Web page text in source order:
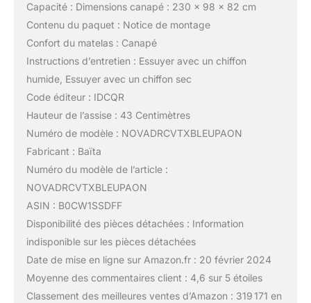
Capacité : Dimensions canapé : 230 x 98 x 82 cm
Contenu du paquet : Notice de montage
Confort du matelas : Canapé
Instructions d’entretien : Essuyer avec un chiffon
humide, Essuyer avec un chiffon sec
Code éditeur : IDCQR
Hauteur de l’assise : 43 Centimètres
Numéro de modèle : NOVADRCVTXBLEUPAON
Fabricant : Baïta
Numéro du modèle de l’article :
NOVADRCVTXBLEUPAON
ASIN : B0CW1SSDFF
Disponibilité des pièces détachées : Information
indisponible sur les pièces détachées
Date de mise en ligne sur Amazon.fr : 20 février 2024
Moyenne des commentaires client : 4,6 sur 5 étoiles
Classement des meilleures ventes d’Amazon : 319 171 en